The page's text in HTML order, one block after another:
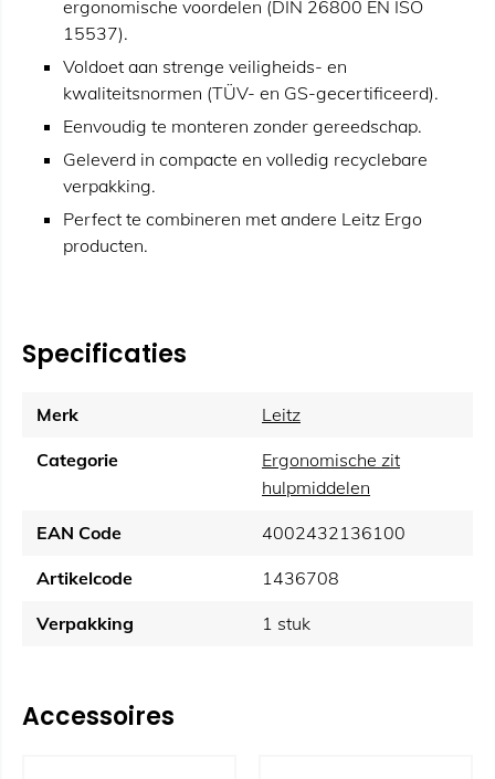
ergonomische voordelen (DIN 26800 EN ISO
15537).
Voldoet aan strenge veiligheids- en
kwaliteitsnormen (TÜV- en GS-gecertificeerd).
Eenvoudig te monteren zonder gereedschap.
Geleverd in compacte en volledig recyclebare
verpakking.
Perfect te combineren met andere Leitz Ergo
producten.
Specificaties
Merk Leitz
Categorie
Ergonomische zit
hulpmiddelen
EAN Code 4002432136100
Artikelcode 1436708
Verpakking 1 stuk
Accessoires